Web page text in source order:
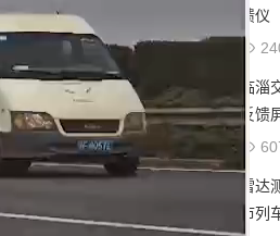
馈仪
临
反馈
雷
市列